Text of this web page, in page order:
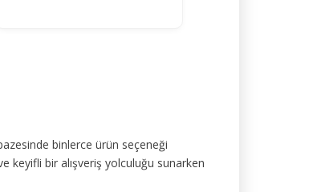
binlerce ürün seçeneği
keyifli bir alışveriş yolculuğu sunarken